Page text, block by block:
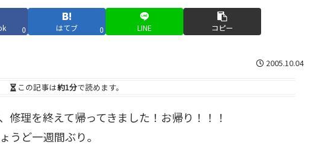
0 はてブ 0 LINE コピー
2005.10.04
この記事は約1分で読めます。
修理を終えて帰ってきました！お帰り！！！
うど一週間ぶり。